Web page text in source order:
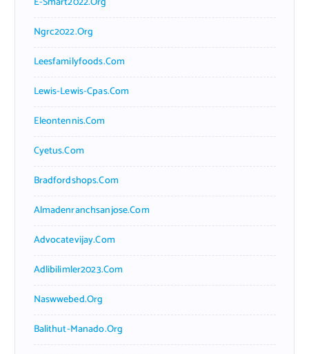
Ngrc2022.org
Leesfamilyfoods.com
Lewis-Lewis-Cpas.com
Eleontennis.com
Cyetus.com
Bradfordshops.com
Almadenranchsanjose.com
Advocatevijay.com
Adlibilimler2023.com
Naswwebed.org
Balithut-Manado.org